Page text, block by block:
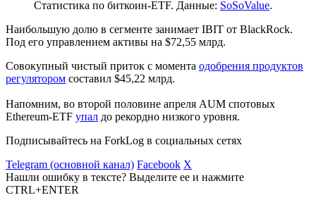
Статистика по биткоин-ETF. Данные: SoSoValue.
Наибольшую долю в сегменте занимает IBIT от BlackRock.
Под его управлением активы на $72,55 млрд.
Совокупный чистый приток с момента одобрения продуктов
регулятором составил $45,22 млрд.
Напомним, во второй половине апреля AUM спотовых
Ethereum-ETF упал до рекордно низкого уровня.
Подписывайтесь на ForkLog в социальных сетях
Telegram (основной канал) Facebook X
Нашли ошибку в тексте? Выделите ее и нажмите
CTRL+ENTER